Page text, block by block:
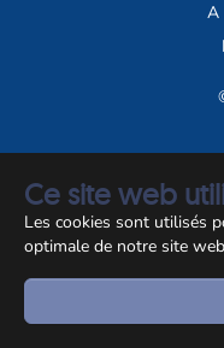
Ce site web
Les cookies sont utilisés
optimale de notre site
A